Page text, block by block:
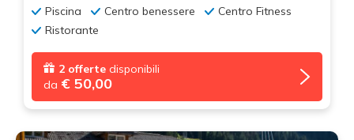
Piscina
Centro benessere
Centro Fitness
Ristorante
2 offerte disponibili
da € 50,00